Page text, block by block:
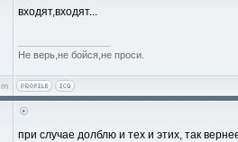
входят,входят...
Не верь,не бойся,не проси.
при случае долблю и тех и этих, так